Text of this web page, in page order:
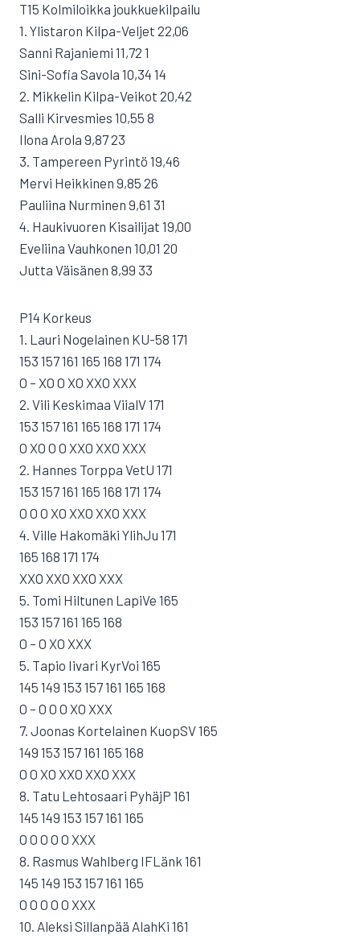
T15 Kolmiloikka joukkuekilpailu
1. Ylistaron Kilpa-Veljet 22,06
Sanni Rajaniemi 11,72 1
Sini-Sofia Savola 10,34 14
2. Mikkelin Kilpa-Veikot 20,42
Salli Kirvesmies 10,55 8
Ilona Arola 9,87 23
3. Tampereen Pyrintö 19,46
Mervi Heikkinen 9,85 26
Pauliina Nurminen 9,61 31
4. Haukivuoren Kisailijat 19,00
Eveliina Vauhkonen 10,01 20
Jutta Väisänen 8,99 33
P14 Korkeus
1. Lauri Nogelainen KU-58 171
153 157 161 165 168 171 174
O – XO O XO XXO XXX
2. Vili Keskimaa ViialV 171
153 157 161 165 168 171 174
O XO O O XXO XXO XXX
2. Hannes Torppa VetU 171
153 157 161 165 168 171 174
O O O XO XXO XXO XXX
4. Ville Hakomäki YlihJu 171
165 168 171 174
XXO XXO XXO XXX
5. Tomi Hiltunen LapiVe 165
153 157 161 165 168
O – O XO XXX
5. Tapio Iivari KyrVoi 165
145 149 153 157 161 165 168
O – O O O XO XXX
7. Joonas Kortelainen KuopSV 165
149 153 157 161 165 168
O O XO XXO XXO XXX
8. Tatu Lehtosaari PyhäjP 161
145 149 153 157 161 165
O O O O O XXX
8. Rasmus Wahlberg IFLänk 161
145 149 153 157 161 165
O O O O O XXX
10. Aleksi Sillanpää AlahKi 161